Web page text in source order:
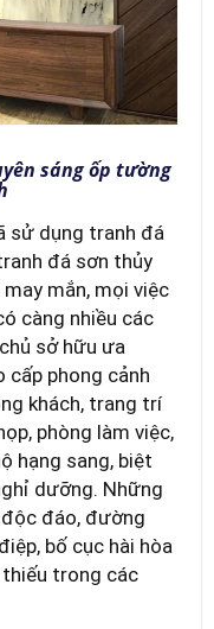
sáng ốp tường
sử dụng tranh đá
đá sơn thủy
mắn, mọi việc
càng nhiều các
sở hữu ưa
cấp phong cảnh
khách, trang trí
phòng làm việc,
hạng sang, biệt
dưỡng. Những
đáo, đường
bố cục hài hòa
trong các